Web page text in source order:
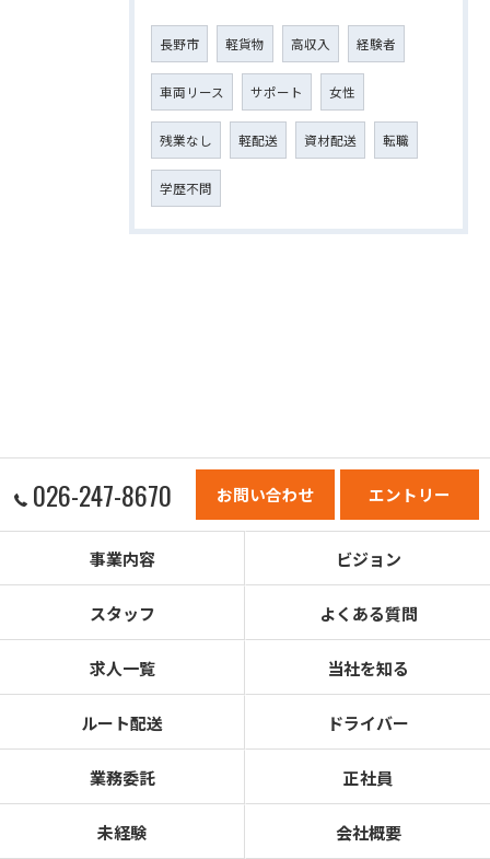
長野市 軽貨物 高収入 経験者
車両リース サポート 女性
残業なし 軽配送 資材配送 転職
学歴不問
026-247-8670 お問い合わせ エントリー
事業内容 ビジョン
スタッフ よくある質問
求人一覧 当社を知る
ルート配送 ドライバー
業務委託 正社員
未経験 会社概要